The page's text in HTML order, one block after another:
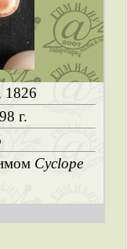
1826
г.
Cyclope